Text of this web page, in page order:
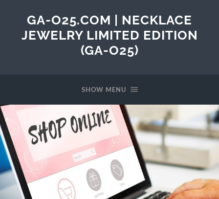
GA-O25.COM | NECKLACE
JEWELRY LIMITED EDITION
(GA-O25)
SHOW MENU